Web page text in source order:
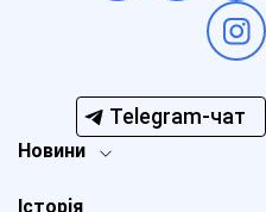
Telegram-чат
Новини
Історія